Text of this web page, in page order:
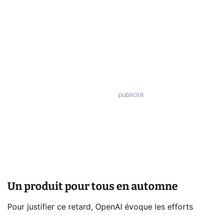
Un produit pour tous en automne
Pour justifier ce retard, OpenAI évoque les efforts